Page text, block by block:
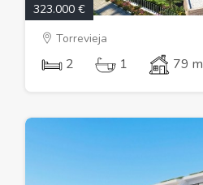
323.000 €
Torrevieja
2 1 79 m